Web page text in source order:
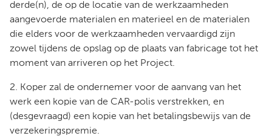
derde(n), de op de locatie van de werkzaamheden
aangevoerde materialen en materieel en de materialen
die elders voor de werkzaamheden vervaardigd zijn
zowel tijdens de opslag op de plaats van fabricage tot het
moment van arriveren op het Project.
2. Koper zal de ondernemer voor de aanvang van het
werk een kopie van de CAR-polis verstrekken, en
(desgevraagd) een kopie van het betalingsbewijs van de
verzekeringspremie.